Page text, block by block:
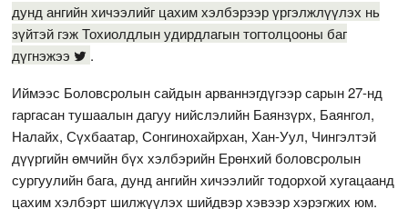
дунд ангийн хичээлийг цахим хэлбэрээр үргэлжлүүлэх нь
зүйтэй гэж Тохиолдлын удирдлагын тогтолцооны баг
дүгнэжээ
.
Иймээс Боловсролын сайдын арваннэгдүгээр сарын 27-нд
гаргасан тушаалын дагуу нийслэлийн Баянзүрх, Баянгол,
Налайх, Сүхбаатар, Сонгинохайрхан, Хан-Уул, Чингэлтэй
дүүргийн өмчийн бүх хэлбэрийн Ерөнхий боловсролын
сургуулийн бага, дунд ангийн хичээлийг тодорхой хугацаанд
цахим хэлбэрт шилжүүлэх шийдвэр хэвээр хэрэгжих юм.